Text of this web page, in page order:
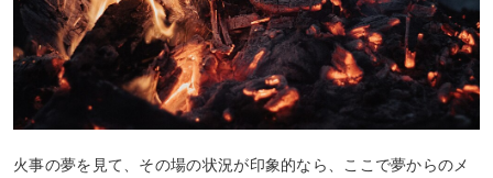
火事の夢を見て、その場の状況が印象的なら、ここで夢からのメ